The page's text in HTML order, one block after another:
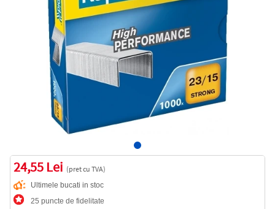
24,55 Lei (pret cu TVA)
Ultimele bucati in stoc
25 puncte de fidelitate